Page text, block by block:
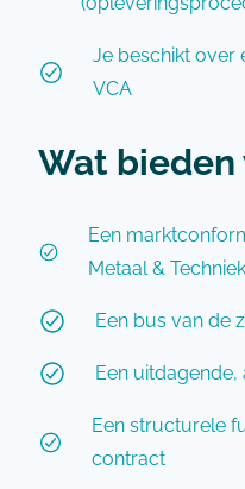
Je beschikt over
VCA
Wat bieden
Een
Metaal & Techniek
Een bus van de
Een
Een structurele
contract